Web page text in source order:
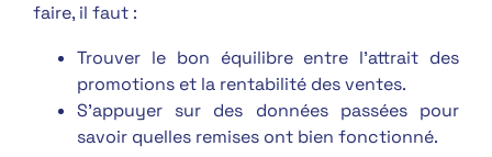
faire, il faut :
Trouver le bon équilibre entre l’attrait des
promotions et la rentabilité des ventes.
S’appuyer sur des données passées pour
savoir quelles remises ont bien fonctionné.